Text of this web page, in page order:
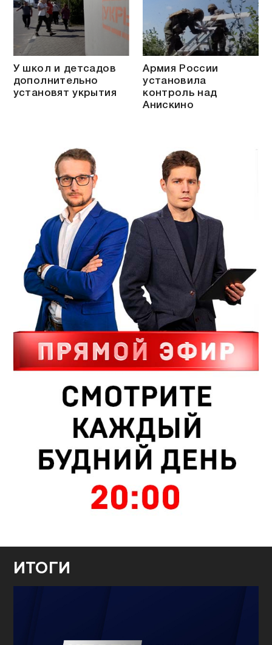
У школ и детсадов
дополнительно
установят укрытия
Армия России
установила
контроль над
Анискино
ИТОГИ